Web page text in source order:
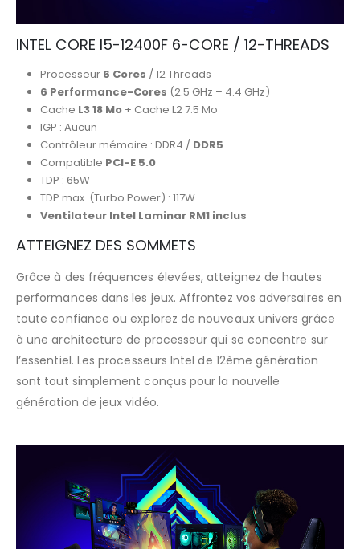
INTEL CORE I5-12400F 6-CORE / 12-THREADS
Processeur 6 Cores / 12 Threads
6 Performance-Cores (2.5 GHz – 4.4 GHz)
Cache L3 18 Mo+ Cache L2 7.5 Mo
IGP : Aucun
Contrôleur mémoire : DDR4 / DDR5
Compatible PCI-E 5.0
TDP : 65W
TDP max. (Turbo Power) : 117W
Ventilateur Intel Laminar RM1 inclus
ATTEIGNEZ DES SOMMETS
Grâce à des fréquences élevées, atteignez de hautes
performances dans les jeux. Affrontez vos adversaires en
toute confiance ou explorez de nouveaux univers grâce
à une architecture de processeur qui se concentre sur
l’essentiel. Les processeurs Intel de 12ème génération
sont tout simplement conçus pour la nouvelle
génération de jeux vidéo.